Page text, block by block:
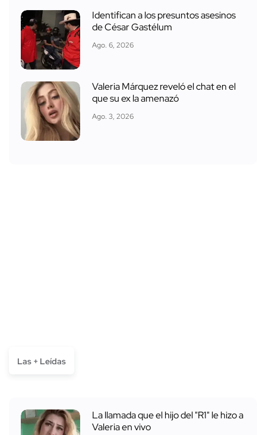
Identifican a los presuntos asesinos
de César Gastélum
Ago. 6, 2026
Valeria Márquez reveló el chat en el
que su ex la amenazó
Ago. 3, 2026
Las + Leídas
La llamada que el hijo del "R1" le hizo a
Valeria en vivo